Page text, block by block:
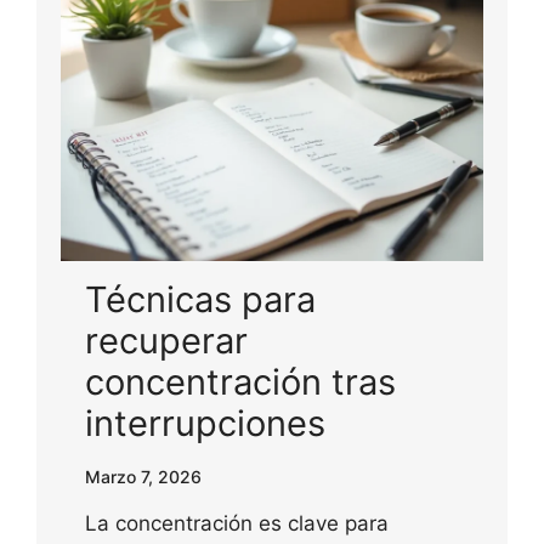
Técnicas para
recuperar
concentración tras
interrupciones
Marzo 7, 2026
La concentración es clave para